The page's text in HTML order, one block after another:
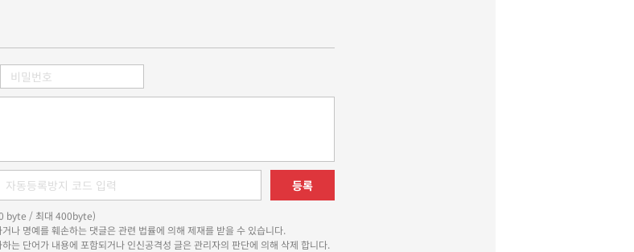
등록
0 byte / 최대 400byte)
나 명예를 훼손하는 댓글은 관련 법률에 의해 제재를 받을 수 있습니다.
는 단어가 내용에 포함되거나 인신공격성 글은 관리자의 판단에 의해 삭제 합니다.